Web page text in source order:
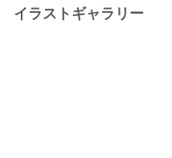
イラストギャラリー